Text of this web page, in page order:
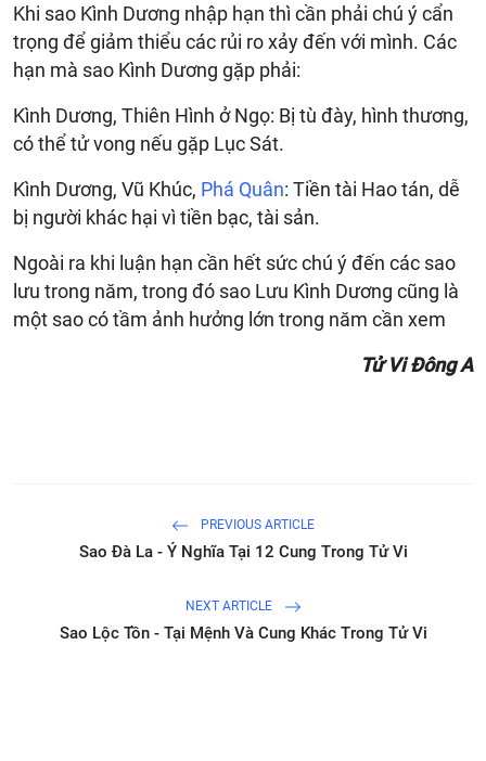
Khi sao Kình Dương nhập hạn thì cần phải chú ý cẩn
trọng để giảm thiểu các rủi ro xảy đến với mình. Các
hạn mà sao Kình Dương gặp phải:
Kình Dương, Thiên Hình ở Ngọ: Bị tù đày, hình thương,
có thể tử vong nếu gặp Lục Sát.
Kình Dương, Vũ Khúc, Phá Quân: Tiền tài Hao tán, dễ
bị người khác hại vì tiền bạc, tài sản.
Ngoài ra khi luận hạn cần hết sức chú ý đến các sao
lưu trong năm, trong đó sao Lưu Kình Dương cũng là
một sao có tầm ảnh hưởng lớn trong năm cần xem
Tử Vi Đông A
PREVIOUS ARTICLE
Sao Đà La - Ý Nghĩa Tại 12 Cung Trong Tử Vi
NEXT ARTICLE
Sao Lộc Tồn - Tại Mệnh Và Cung Khác Trong Tử Vi